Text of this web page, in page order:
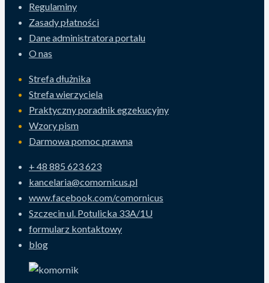
Regulaminy
Zasady płatności
Dane administratora portalu
O nas
Strefa dłużnika
Strefa wierzyciela
Praktyczny poradnik egzekucyjny
Wzory pism
Darmowa pomoc prawna
+ 48 885 623 623
kancelaria@comornicus.pl
www.facebook.com/comornicus
Szczecin ul. Potulicka 33A/1U
formularz kontaktowy
blog